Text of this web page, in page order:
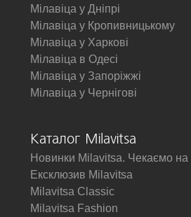
Мілавіца у Дніпрі
Мілавіца у Кропивницькому
Мілавіца у Харкові
Мілавіца в Одесі
Мілавіца у Запоріжжі
Мілавіца у Чернігові
Каталог Milavitsa
Новинки Milavitsa. Чекаємо
Ексклюзив Milavitsa
Milavitsa Classic
Milavitsa Fashion